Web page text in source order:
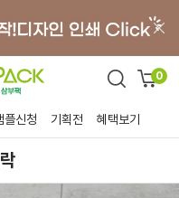
0
플신청 기획전 혜택보기